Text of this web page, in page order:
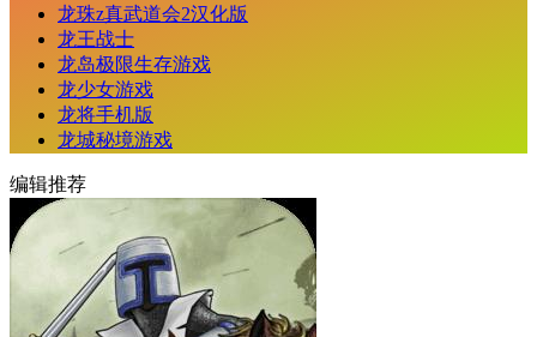
龙珠z真武道会2汉化版
龙王战士
龙岛极限生存游戏
龙少女游戏
龙将手机版
龙城秘境游戏
编辑推荐